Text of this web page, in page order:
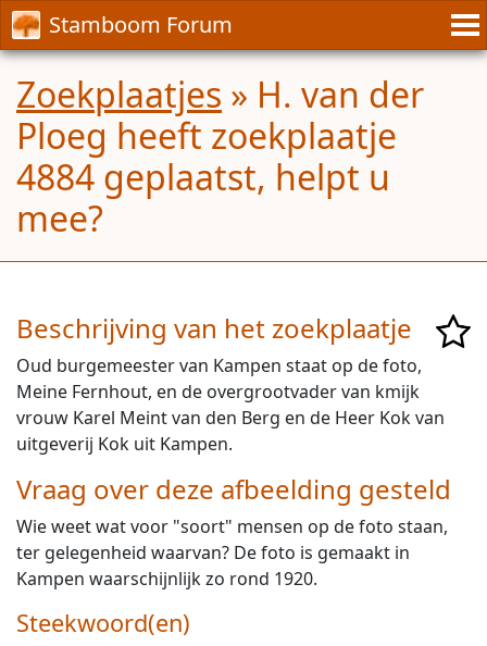
Stamboom Forum
Zoekplaatjes » H. van der
Ploeg heeft zoekplaatje
4884 geplaatst, helpt u
mee?
Beschrijving van het zoekplaatje
Oud burgemeester van Kampen staat op de foto,
Meine Fernhout, en de overgrootvader van kmijk
vrouw Karel Meint van den Berg en de Heer Kok van
uitgeverij Kok uit Kampen.
Vraag over deze afbeelding gesteld
Wie weet wat voor "soort" mensen op de foto staan,
ter gelegenheid waarvan? De foto is gemaakt in
Kampen waarschijnlijk zo rond 1920.
Steekwoord(en)